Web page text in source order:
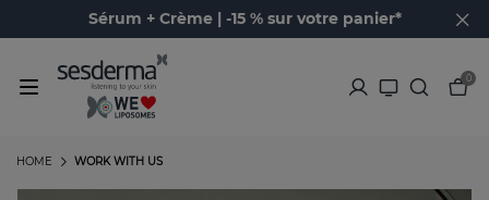
Sérum + Crème | -15 % sur votre panier*
0
WORK WITH US
HOME